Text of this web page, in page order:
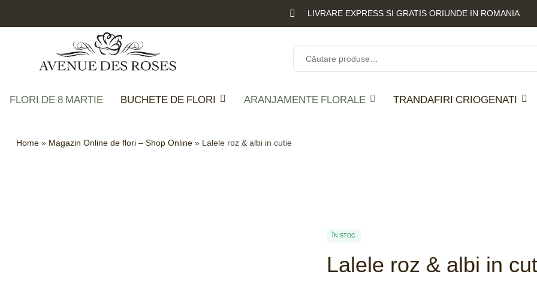
LIVRARE EXPRESS SI GRATIS ORIUNDE IN ROMANIA
FLORI DE 8 MARTIE BUCHETE DE FLORI ARANJAMENTE FLORALE TRANDAFIRI CRIOGENATI
Home » Magazin Online de flori – Shop Online » Lalele roz & albi in cutie
ÎN STOC
Lalele roz & albi in